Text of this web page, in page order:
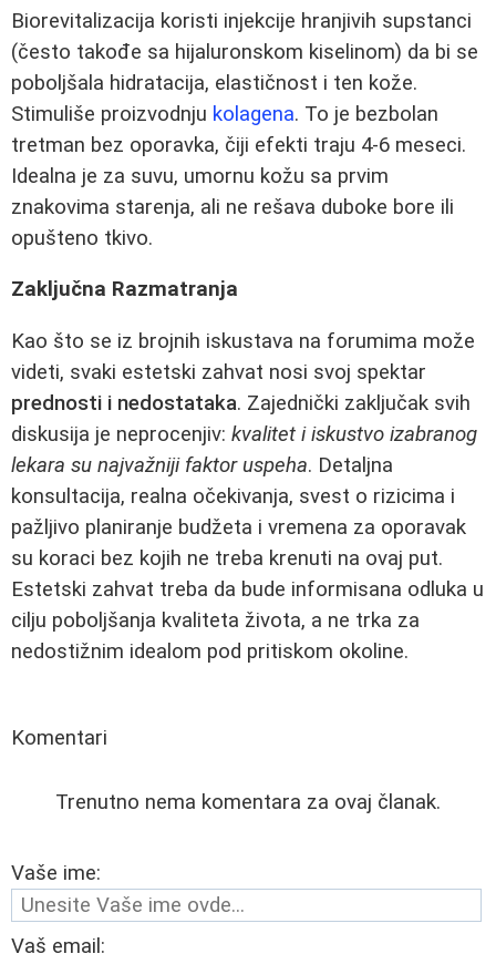
Biorevitalizacija koristi injekcije hranjivih supstanci
(često takođe sa hijaluronskom kiselinom) da bi se
poboljšala hidratacija, elastičnost i ten kože.
Stimuliše proizvodnju kolagena. To je bezbolan
tretman bez oporavka, čiji efekti traju 4-6 meseci.
Idealna je za suvu, umornu kožu sa prvim
znakovima starenja, ali ne rešava duboke bore ili
opušteno tkivo.
Zaključna Razmatranja
Kao što se iz brojnih iskustava na forumima može
videti, svaki estetski zahvat nosi svoj spektar
prednosti i nedostataka. Zajednički zaključak svih
diskusija je neprocenjiv: kvalitet i iskustvo izabranog
lekara su najvažniji faktor uspeha. Detaljna
konsultacija, realna očekivanja, svest o rizicima i
pažljivo planiranje budžeta i vremena za oporavak
su koraci bez kojih ne treba krenuti na ovaj put.
Estetski zahvat treba da bude informisana odluka u
cilju poboljšanja kvaliteta života, a ne trka za
nedostižnim idealom pod pritiskom okoline.
Komentari
Trenutno nema komentara za ovaj članak.
Vaše ime:
Vaš email: